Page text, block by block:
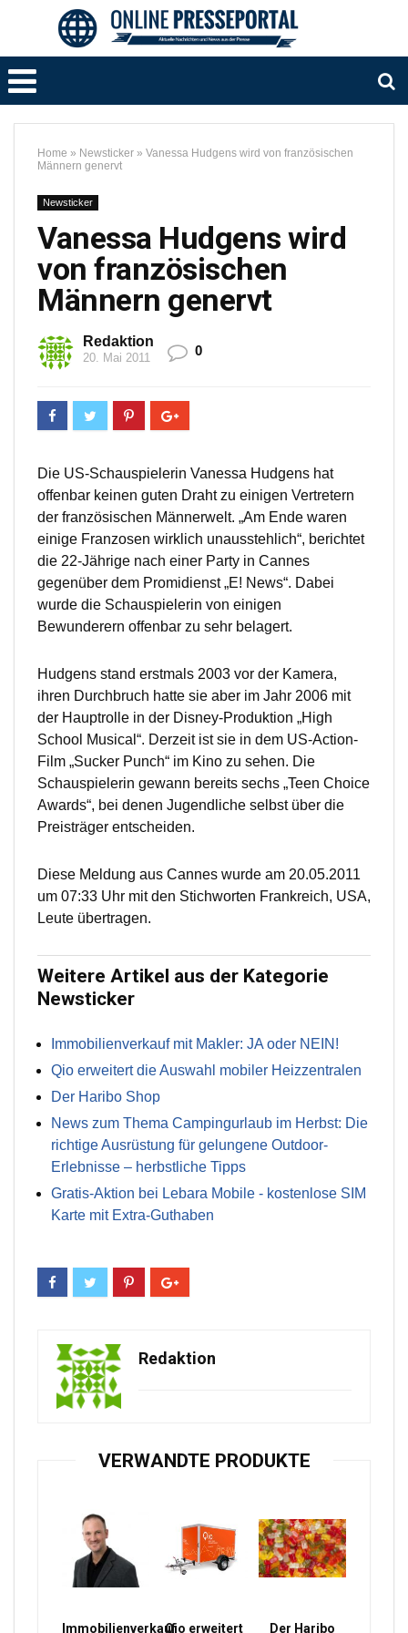
Home » Newsticker » Vanessa Hudgens wird von französischen
Männern genervt
Newsticker
Vanessa Hudgens wird
von französischen
Männern genervt
Redaktion
20. Mai 2011 0
Die US-Schauspielerin Vanessa Hudgens hat
offenbar keinen guten Draht zu einigen Vertretern
der französischen Männerwelt. „Am Ende waren
einige Franzosen wirklich unausstehlich“, berichtet
die 22-Jährige nach einer Party in Cannes
gegenüber dem Promidienst „E! News“. Dabei
wurde die Schauspielerin von einigen
Bewunderern offenbar zu sehr belagert.
Hudgens stand erstmals 2003 vor der Kamera,
ihren Durchbruch hatte sie aber im Jahr 2006 mit
der Hauptrolle in der Disney-Produktion „High
School Musical“. Derzeit ist sie in dem US-Action-
Film „Sucker Punch“ im Kino zu sehen. Die
Schauspielerin gewann bereits sechs „Teen Choice
Awards“, bei denen Jugendliche selbst über die
Preisträger entscheiden.
Diese Meldung aus Cannes wurde am 20.05.2011
um 07:33 Uhr mit den Stichworten Frankreich, USA,
Leute übertragen.
Weitere Artikel aus der Kategorie
Newsticker
Immobilienverkauf mit Makler: JA oder NEIN!
Qio erweitert die Auswahl mobiler Heizzentralen
Der Haribo Shop
News zum Thema Campingurlaub im Herbst: Die
richtige Ausrüstung für gelungene Outdoor-
Erlebnisse – herbstliche Tipps
Gratis-Aktion bei Lebara Mobile - kostenlose SIM
Karte mit Extra-Guthaben
Redaktion
VERWANDTE PRODUKTE
ImmobilienverkaufQio erweitert Der Haribo